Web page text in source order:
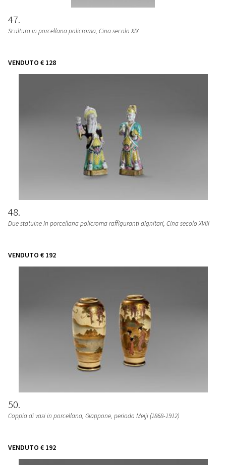
47
Scultura in porcellana policroma, Cina secolo XIX
VENDUTO € 128
48
Due statuine in porcellana policroma raffiguranti dignitari, Cina secolo XVIII
VENDUTO € 192
50
Coppia di vasi in porcellana, Giappone, periodo Meiji (1868-1912)
VENDUTO € 192